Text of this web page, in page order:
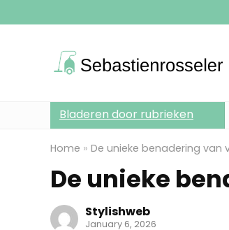
Bladeren door rubrieken
Home » De unieke benadering van
De unieke
Stylishweb
January 6, 2026